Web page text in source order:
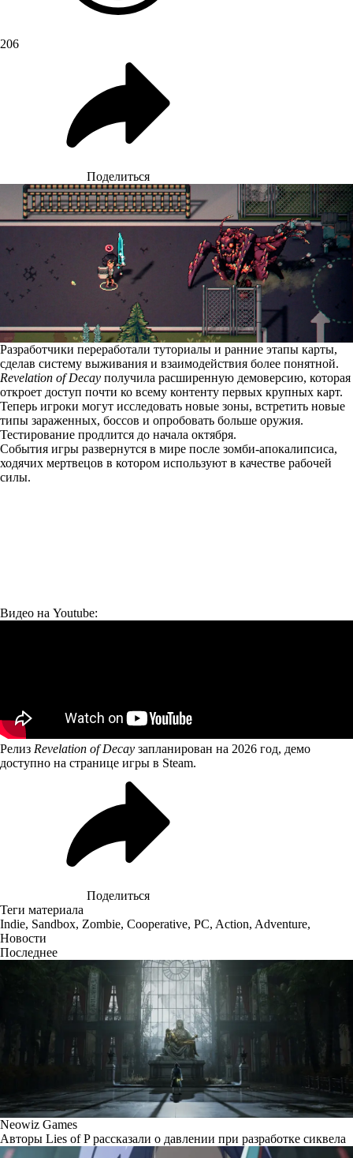
206
Поделиться
Разработчики переработали туториалы и ранние этапы карты,
сделав систему выживания и взаимодействия более понятной.
Revelation of Decay получила расширенную демоверсию, которая
откроет доступ почти ко всему контенту первых крупных карт.
Теперь игроки могут исследовать новые зоны, встретить новые
типы зараженных, боссов и опробовать больше оружия.
Тестирование продлится до начала октября.
События игры развернутся в мире после зомби-апокалипсиса,
ходячих мертвецов в котором используют в качестве рабочей
силы.
Видео на Youtube:
Релиз Revelation of Decay запланирован на 2026 год, демо
доступно на странице игры в Steam.
Поделиться
Теги материала
Indie, Sandbox, Zombie, Cooperative, PC, Action, Adventure,
Новости
Последнее
Neowiz Games
Авторы Lies of P рассказали о давлении при разработке сиквела